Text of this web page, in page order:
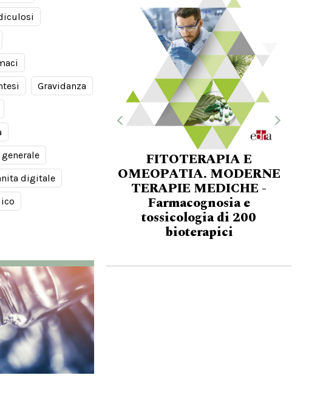
Gravidanza
digitale
FITOTERAPIA E
OMEOPATIA. MODERNE
TERAPIE MEDICHE -
Farmacognosia e
tossicologia di 200
bioterapici